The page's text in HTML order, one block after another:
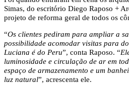
Simas, do escritório Diego Raposo +
projeto de reforma geral de todos os
“Os clientes pediram para ampliar a
possibilidade acomodar visitas para
Luciana é do Peru”, conta Raposo. “
luminosidade e circulação de ar em
espaço de armazenamento e um
luz natural”, acrescenta ele.